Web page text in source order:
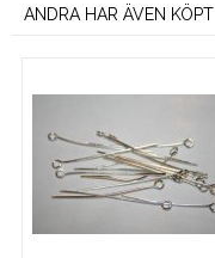
ANDRA HAR ÄVEN KÖPT